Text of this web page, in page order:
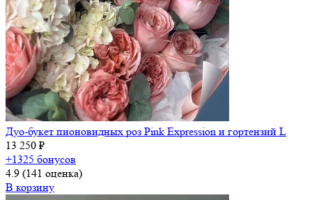
Дуо-букет пионовидных роз Pink Expression и гортензий L
13 250 ₽
+1325 бонусов
4.9 (141 оценка)
В корзину